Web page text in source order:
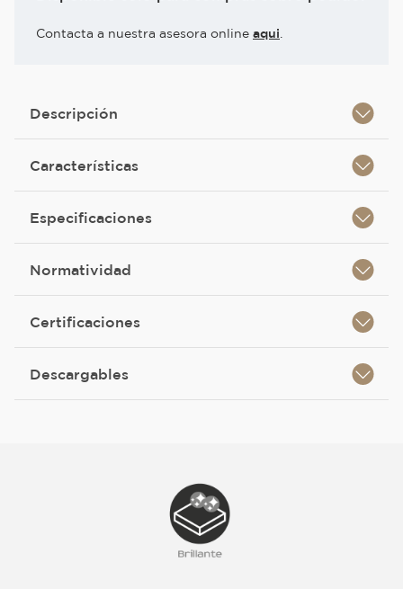
Contacta a nuestra asesora online aqui
Descripción
Características
Especificaciones
Normatividad
Certificaciones
Descargables